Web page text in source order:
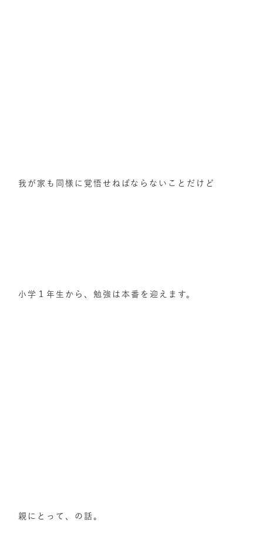
我が家も同様に覚悟せねばならないことだけど
小学１年生から、勉強は本番を迎えます。
親にとって、の話。